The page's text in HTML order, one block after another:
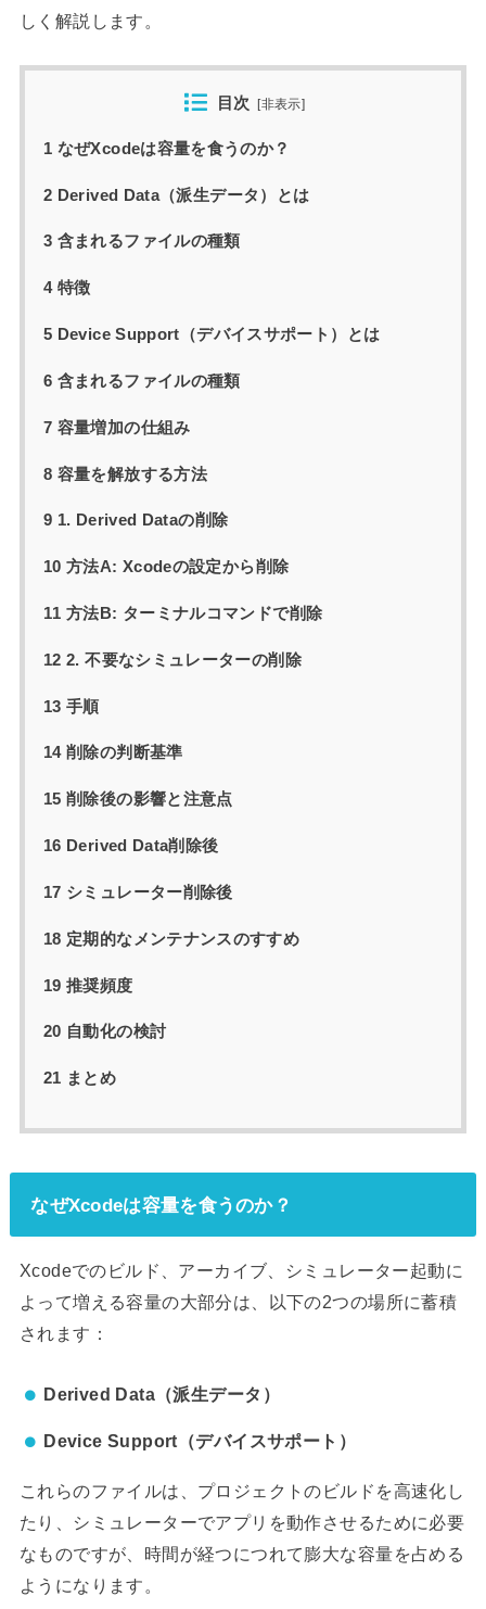
しく解説します。
目次 [非表示]
1 なぜXcodeは容量を食うのか？
2 Derived Data（派生データ）とは
3 含まれるファイルの種類
4 特徴
5 Device Support（デバイスサポート）とは
6 含まれるファイルの種類
7 容量増加の仕組み
8 容量を解放する方法
9 1. Derived Dataの削除
10 方法A: Xcodeの設定から削除
11 方法B: ターミナルコマンドで削除
12 2. 不要なシミュレーターの削除
13 手順
14 削除の判断基準
15 削除後の影響と注意点
16 Derived Data削除後
17 シミュレーター削除後
18 定期的なメンテナンスのすすめ
19 推奨頻度
20 自動化の検討
21 まとめ
なぜXcodeは容量を食うのか？
Xcodeでのビルド、アーカイブ、シミュレーター起動に
よって増える容量の大部分は、以下の2つの場所に蓄積
されます：
Derived Data（派生データ）
Device Support（デバイスサポート）
これらのファイルは、プロジェクトのビルドを高速化し
たり、シミュレーターでアプリを動作させるために必要
なものですが、時間が経つにつれて膨大な容量を占める
ようになります。